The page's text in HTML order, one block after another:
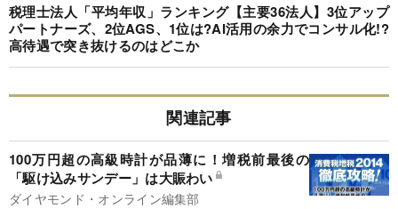
税理士法人「平均年収」ランキング【主要36法人】3位アップ
パートナーズ、2位AGS、1位は?AI活用の余力でコンサル化!?
高待遇で突き抜けるのはどこか
関連記事
100万円超の高級時計が品薄に！増税前最後の
「駆け込みサンデー」は大賑わい
ダイヤモンド・オンライン編集部